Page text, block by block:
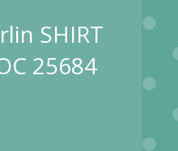
SHIRT
25684